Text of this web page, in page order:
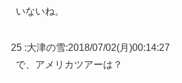
いないね。
25 :大津の雪:2018/07/02(月)00:14:27
で、アメリカツアーは？